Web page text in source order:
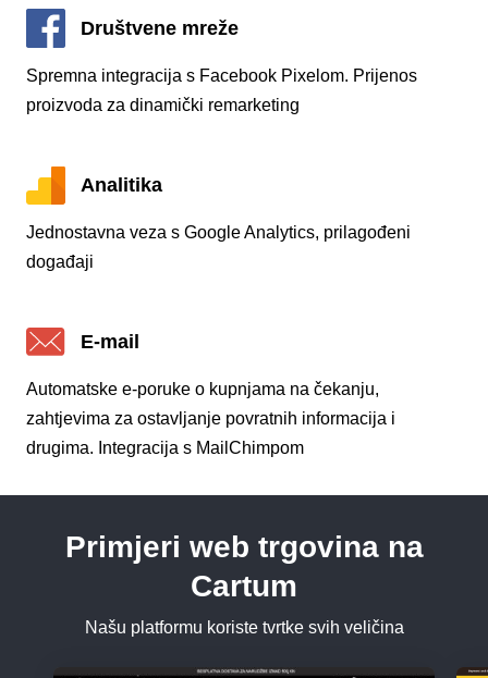
Društvene mreže
Spremna integracija s Facebook Pixelom. Prijenos
proizvoda za dinamički remarketing
Analitika
Jednostavna veza s Google Analytics, prilagođeni
događaji
E-mail
Automatske e-poruke o kupnjama na čekanju,
zahtjevima za ostavljanje povratnih informacija i
drugima. Integracija s MailChimpom
Primjeri web trgovina na
Cartum
Našu platformu koriste tvrtke svih veličina